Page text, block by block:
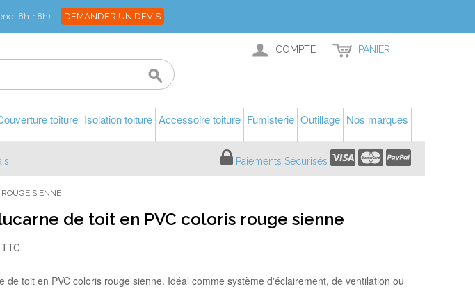
8h-18h) DEMANDER UN DEVIS
COMPTE PANIER
toiture Isolation toiture Accessoire toiture Fumisterie Outillage Nos marques
Paiements Sécurisés
SIENNE
de toit en PVC coloris rouge sienne
TTC
de toit en PVC coloris rouge sienne. Idéal comme système d'éclairement, de ventilation ou